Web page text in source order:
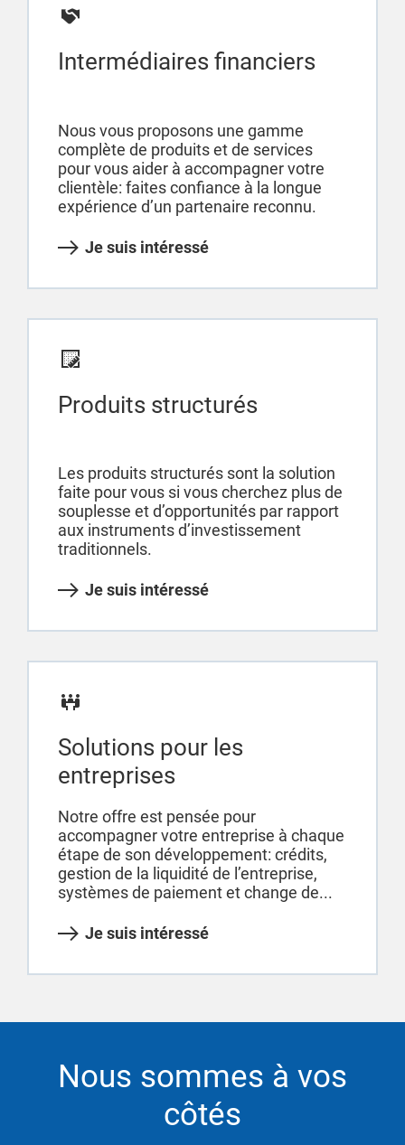
Intermédiaires financiers
Nous vous proposons une gamme
complète de produits et de services
pour vous aider à accompagner votre
clientèle: faites confiance à la longue
expérience d’un partenaire reconnu.
Je suis intéressé
Produits structurés
Les produits structurés sont la solution
faite pour vous si vous cherchez plus de
souplesse et d’opportunités par rapport
aux instruments d’investissement
traditionnels.
Je suis intéressé
Solutions pour les
entreprises
Notre offre est pensée pour
accompagner votre entreprise à chaque
étape de son développement: crédits,
gestion de la liquidité de l’entreprise,
systèmes de paiement et change de...
Je suis intéressé
Nous sommes à vos
côtés